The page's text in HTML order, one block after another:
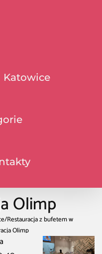
Katowice
Olimp
/Restauracja z bufetem w
Olimp